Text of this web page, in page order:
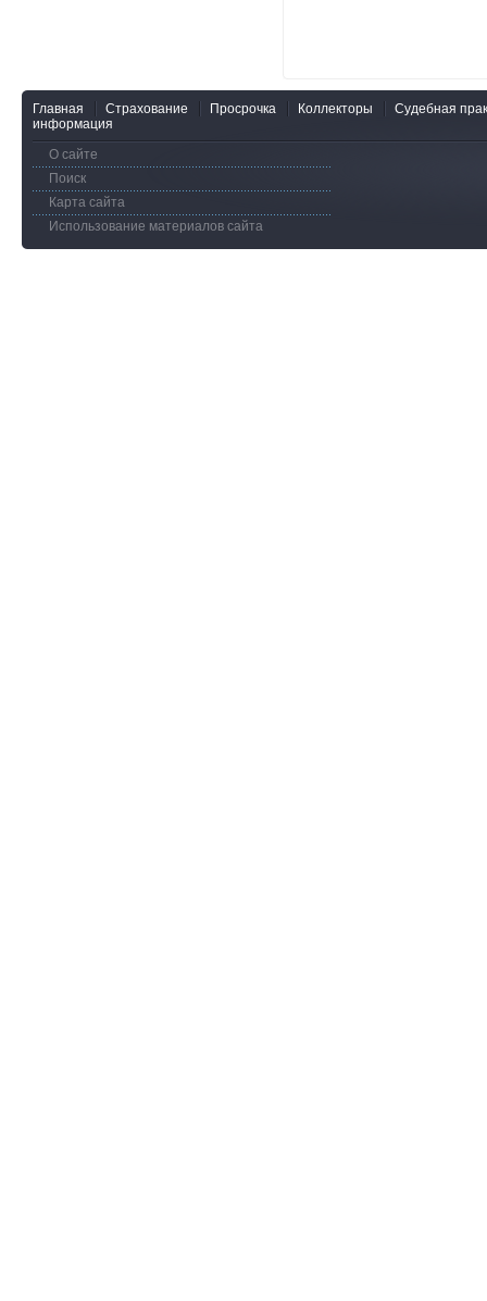
Главная Страхование Просрочка Коллекторы
Судебная
информация
О сайте
Поиск
Карта сайта
Использование материалов сайта